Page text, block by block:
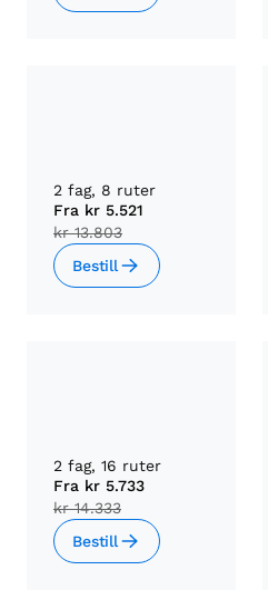
2 fag, 8 ruter
Fra kr 5.521
kr 13.803
Bestill
2 fag, 16 ruter
Fra kr 5.733
kr 14.333
Bestill